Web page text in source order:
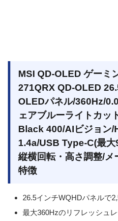
MSI QD-OLED ゲーミ
271QRX QD-OLED
OLEDパネル/360Hz/
ェアブルーライトカ
Black 400/AIビジョン/
1.4a/USB Type-C(最
縦横回転・高さ調整/
特徴
26.5インチWQHDパネルで
最大360Hzのリフレッシュ